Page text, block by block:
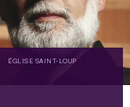
ÉGLISE SAINT-LOUP